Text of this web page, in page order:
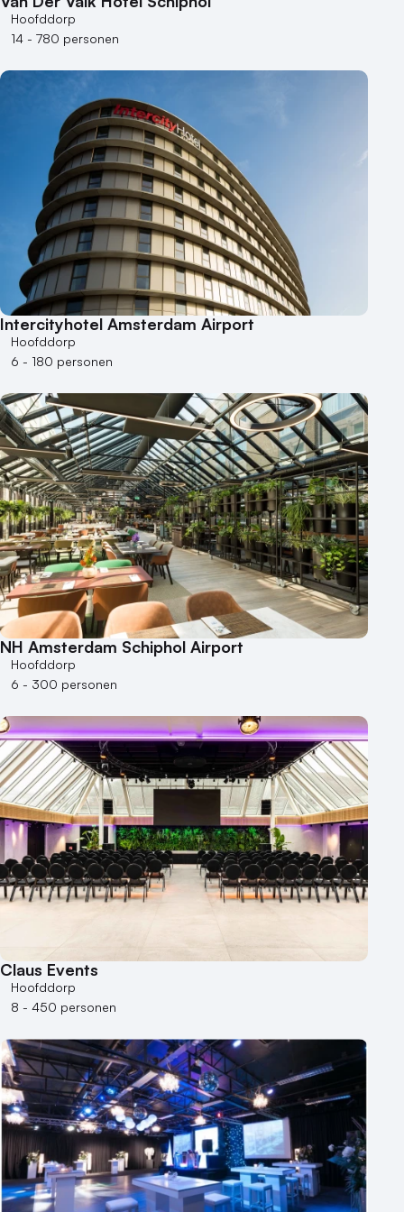
Theater
Varende locatie
Hoofddorp
14 - 780 personen
Intercityhotel Amsterdam Airport
Hoofddorp
6 - 180 personen
NH Amsterdam Schiphol Airport
Hoofddorp
6 - 300 personen
Claus Events
Hoofddorp
8 - 450 personen